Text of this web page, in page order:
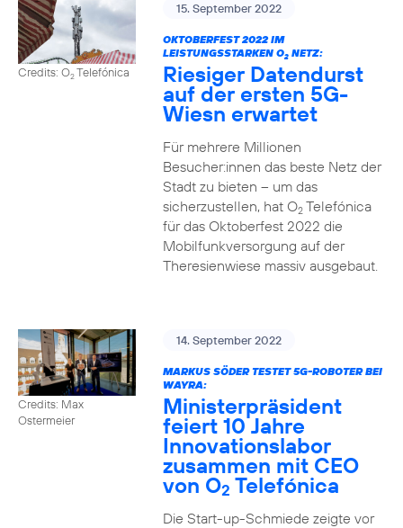
Credits: O2Telefónica
15. September 2022
OKTOBERFEST 2022 IM
LEISTUNGSSTARKEN O2NETZ:
Riesiger Datendurst
auf der ersten 5G-
Wiesn erwartet
Für mehrere Millionen
Besucher:innen das beste Netz der
Stadt zu bieten – um das
sicherzustellen, hat O2Telefónica
für das Oktoberfest 2022 die
Mobilfunkversorgung auf der
Theresienwiese massiv ausgebaut.
Credits: Max
Ostermeier
14. September 2022
MARKUS SÖDER TESTET 5G-ROBOTER BEI
WAYRA:
Ministerpräsident
feiert 10 Jahre
Innovationslabor
zusammen mit CEO
von O2 Telefónica
Die Start-up-Schmiede zeigte vor